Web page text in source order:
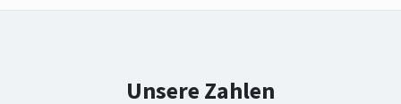
Unsere Zahlen